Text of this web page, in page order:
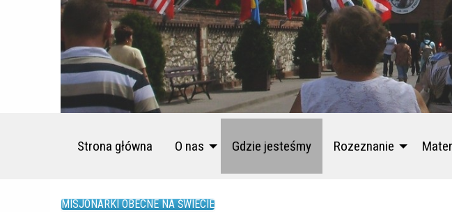
Strona główna O nas Gdzie jesteśmy Rozeznanie
MISJONARKI OBECNE NA ŚWIECIE